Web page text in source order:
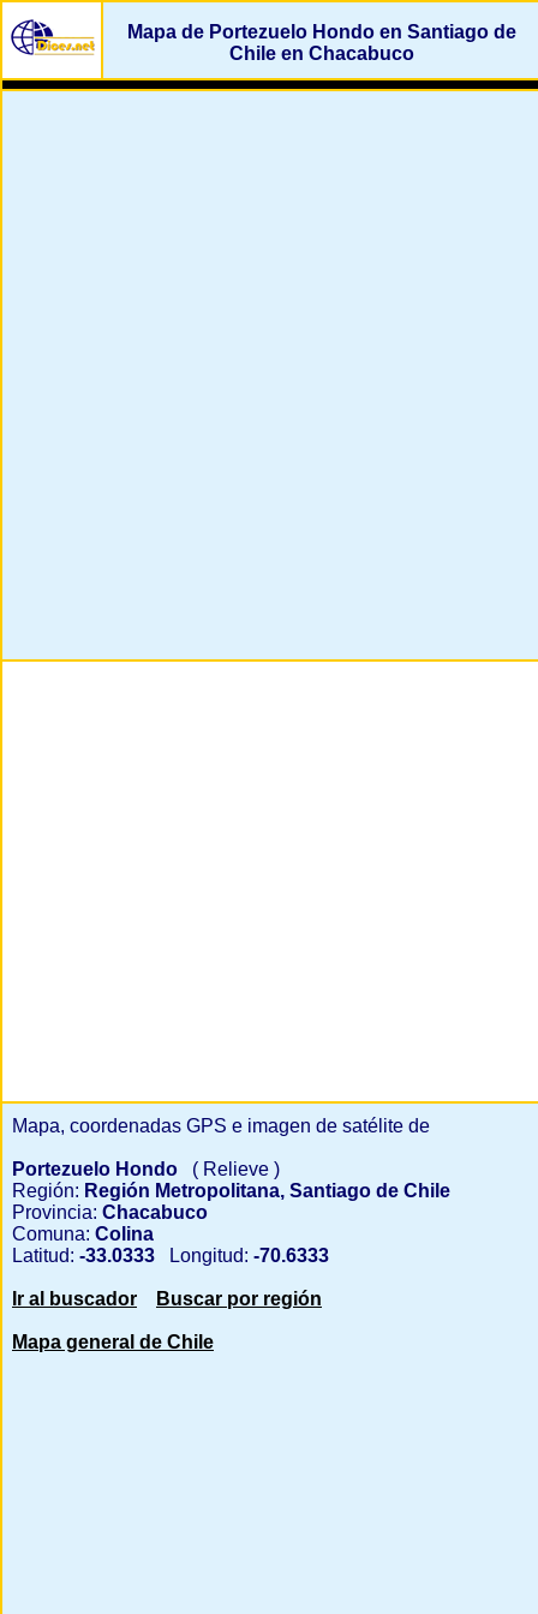
Mapa de Portezuelo Hondo en Santiago de
Chile en Chacabuco
Mapa, coordenadas GPS e imagen de satélite de
Portezuelo Hondo
( Relieve )
Región: Región Metropolitana, Santiago de Chile
Provincia: Chacabuco
Comuna: Colina
Latitud: -33.0333 Longitud: -70.6333
Ir al buscador Buscar por región
Mapa general de Chile